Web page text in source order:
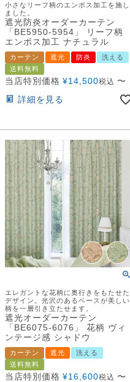
小さなリーフ柄のエンボス加工を施し
ました。
遮光防炎オーダーカーテン
「BE5950-5954」 リーフ柄
エンボス加工 ナチュラル
カーテン 遮光 防炎
洗える
送料無料
当店特別価格 ¥14,500税込 〜
詳細を見る
エレガントな花柄に奥行きをもたせた
デザイン。光沢のあるベースが美しい
柄を一層引き立たせます。
遮光オーダーカーテン
「BE6075-6076」 花柄 ヴィ
ンテージ感 シャドウ
カーテン 遮光
洗える
送料無料
当店特別価格 ¥16,600税込 〜